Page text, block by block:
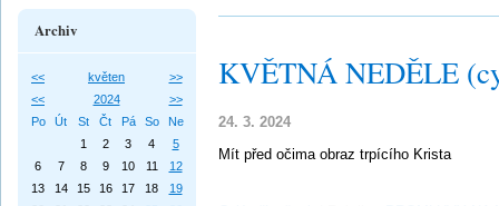
KVĚTNÁ NEDĚLE
24. 3. 2024
Mít před očima obraz trpícího Krista
Archiv
<< květen
>>
<<
2024
>>
Po
Út St Čt Pá So
Ne
1
2 3 4
5
6
7 8 9 10 11
12
13
14 15 16 17 18
19